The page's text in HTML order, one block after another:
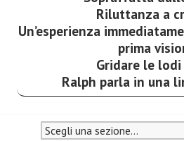
Riluttanza a
Un’esperienza
prima
Gridare le
Ralph parla in una